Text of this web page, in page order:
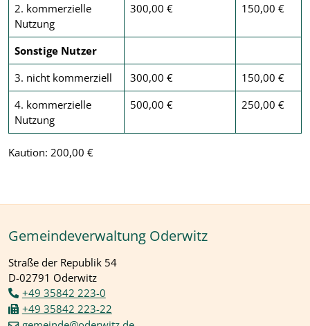
2. kommerzielle
Nutzung
300,00 € 150,00 €
Sonstige Nutzer
3. nicht kommerziell
300,00 €
150,00 €
4. kommerzielle
Nutzung
500,00 € 250,00 €
Kaution: 200,00 €
Gemeindeverwaltung Oderwitz
Straße der Republik 54
D-02791 Oderwitz
+49 35842 223-0
+49 35842 223-22